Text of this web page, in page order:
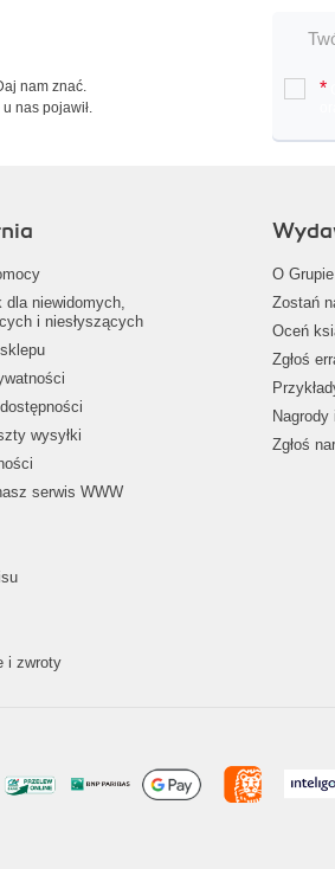
nam znać.
nas pojawił.
*
dla niewidomych,
i niesłyszących
wysyłki
serwis WWW
i zwroty
O
Zostań
Oceń
Zgłoś
Zgłoś